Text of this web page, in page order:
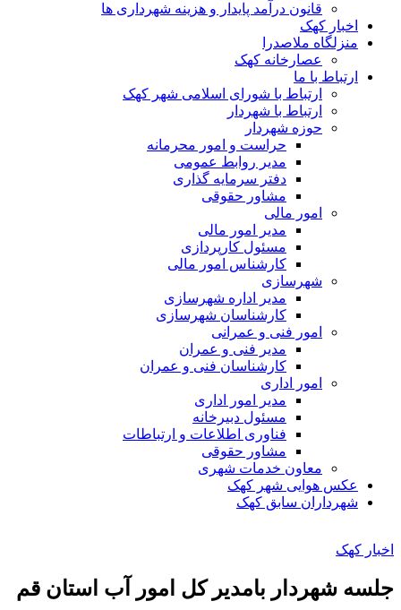
قانون درآمد پایدار و هزینه شهرداری ها
اخبار کهک
منزلگاه ملاصدرا
عصارخانه کهک
ارتباط با ما
ارتباط با شورای اسلامی شهر کهک
ارتباط با شهردار
حوزه شهردار
حراست و امور محرمانه
مدیر روابط عمومی
دفتر سرمایه گذاری
مشاور حقوقی
امور مالی
مدیر امور مالی
مسئول کارپردازی
کارشناس امور مالی
شهرسازی
مدیر اداره شهرسازی
کارشناسان شهرسازی
امور فنی و عمرانی
مدیر فنی و عمران
کارشناسان فنی و عمران
امور اداری
مدیر امور اداری
مسئول دبیرخانه
فناوری اطلاعات و ارتباطات
مشاور حقوقی
معاون خدمات شهری
عکس هوایی شهر کهک
شهرداران سابق کهک
اخبار کهک
جلسه شهردار بامدیر کل امور آب استان قم